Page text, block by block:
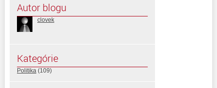
Autor blogu
clovek
Kategórie
Politika (109)